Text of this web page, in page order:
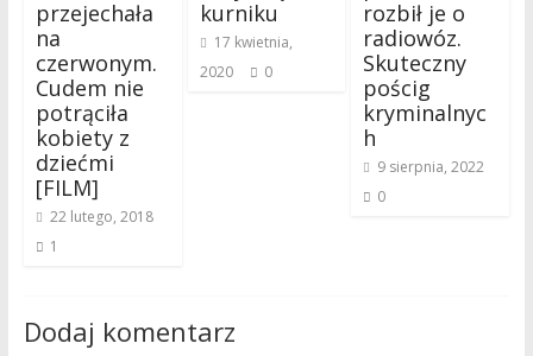
przejechała
na
czerwonym.
Cudem nie
potrąciła
kobiety z
dziećmi
[FILM]
22 lutego, 2018
1
kurniku
17 kwietnia,
2020
0
rozbił je o
radiowóz.
Skuteczny
pościg
kryminalnyc
h
9 sierpnia, 2022
0
Dodaj komentarz